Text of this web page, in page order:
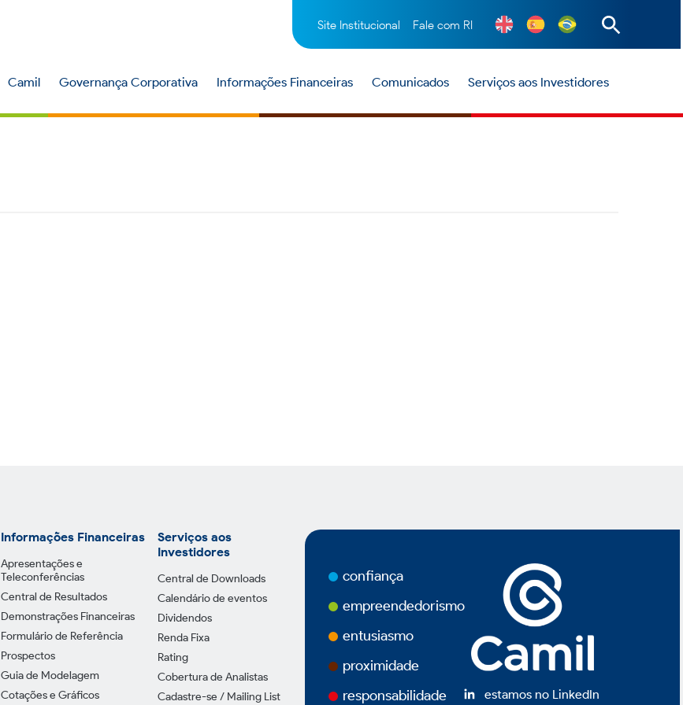
Site Institucional Fale com RI
Camil Governança Corporativa Informações Financeiras Comunicados Serviços aos Investidores
Informações Financeiras
Apresentações e
Teleconferências
Central de Resultados
Demonstrações Financeiras
Formulário de Referência
Prospectos
Guia de Modelagem
Cotações e Gráficos
Serviços aos
Investidores
Central de Downloads
Calendário de eventos
Dividendos
Renda Fixa
Rating
Cobertura de Analistas
Cadastre-se / Mailing List
confiança
empreendedorismo
entusiasmo
proximidade
responsabilidade
estamos no LinkedIn